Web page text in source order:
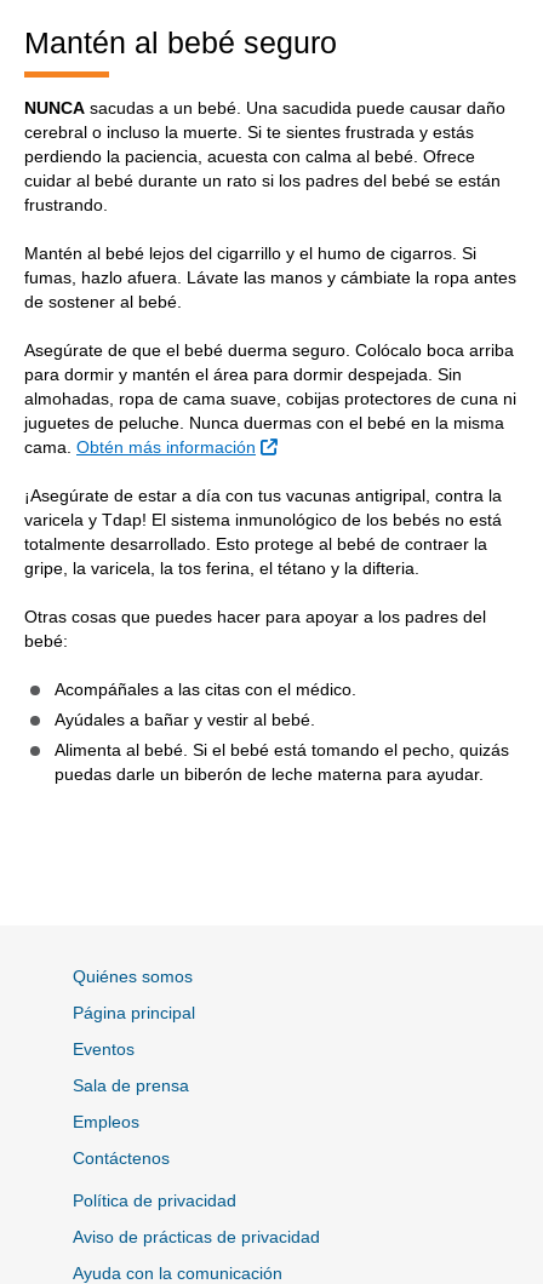
Mantén al bebé seguro
NUNCA sacudas a un bebé. Una sacudida puede causar daño
cerebral o incluso la muerte. Si te sientes frustrada y estás
perdiendo la paciencia, acuesta con calma al bebé. Ofrece
cuidar al bebé durante un rato si los padres del bebé se están
frustrando.
Mantén al bebé lejos del cigarrillo y el humo de cigarros. Si
fumas, hazlo afuera. Lávate las manos y cámbiate la ropa antes
de sostener al bebé.
Asegúrate de que el bebé duerma seguro. Colócalo boca arriba
para dormir y mantén el área para dormir despejada. Sin
almohadas, ropa de cama suave, cobijas protectores de cuna ni
juguetes de peluche. Nunca duermas con el bebé en la misma
cama. Obtén más información Sitio Externo
¡Asegúrate de estar a día con tus vacunas antigripal, contra la
varicela y Tdap! El sistema inmunológico de los bebés no está
totalmente desarrollado. Esto protege al bebé de contraer la
gripe, la varicela, la tos ferina, el tétano y la difteria.
Otras cosas que puedes hacer para apoyar a los padres del
bebé:
Acompáñales a las citas con el médico.
Ayúdales a bañar y vestir al bebé.
Alimenta al bebé. Si el bebé está tomando el pecho, quizás
puedas darle un biberón de leche materna para ayudar.
Quiénes somos
Página principal
Eventos
Sala de prensa
Empleos
Contáctenos
Política de privacidad
Aviso de prácticas de privacidad
Ayuda con la comunicación